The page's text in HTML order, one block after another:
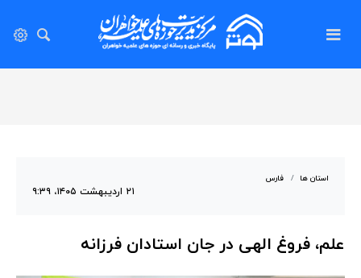
استان ها فارس
۲۱ اردیبهشت ۱۴۰۵، ۹:۳۹
علم، فروغ الهی در جان استادان فرزانه